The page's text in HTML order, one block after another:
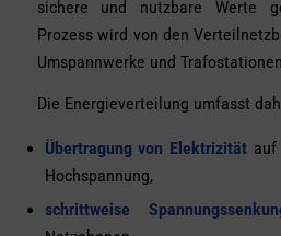
sichere und nutzbare Werte
Prozess wird von den
Umspannwerke und
Die Energieverteilung umfasst
Übertragung von Elektrizität auf
Hochspannung,
schrittweise